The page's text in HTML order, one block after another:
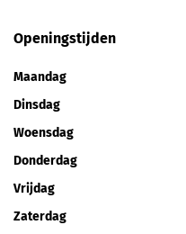
Openingstijden
Maandag
Dinsdag
Woensdag
Donderdag
Vrijdag
Zaterdag